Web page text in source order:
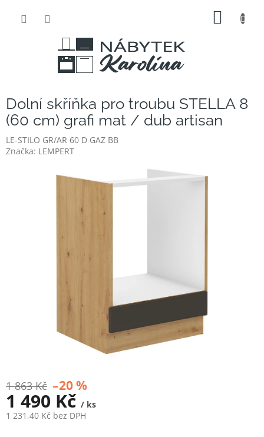
Dolní skříňka pro troubu STELLA 8
(60 cm) grafi mat / dub artisan
LE-STILO GR/AR 60 D GAZ BB
Značka: LEMPERT
1 863 Kč –20 %
1 490 Kč / ks
1 231,40 Kč bez DPH